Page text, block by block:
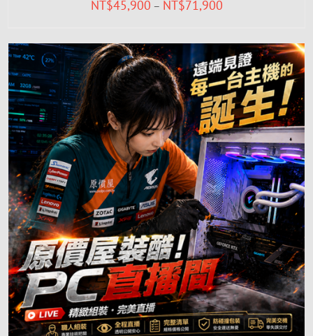
NT$45,900 – NT$71,900